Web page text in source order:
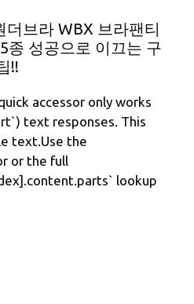
더브라 WBX 브라팬티
종 성공으로 이끄는 구
!!
accessor only works
text responses. This
text.Use the
or the full
lookup